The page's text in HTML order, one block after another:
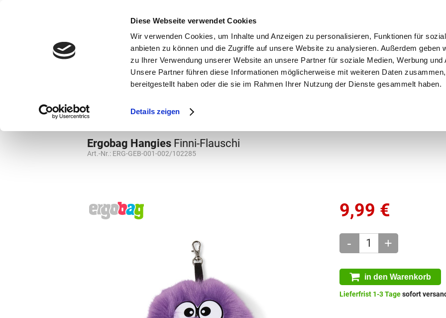
Diese Webseite verwendet Cookies
Wir verwenden Cookies, um Inhalte und Anzeigen zu personalisieren, Funktionen für
anbieten zu können und die Zugriffe auf unsere Website zu analysieren. Außerdem geben
zu Ihrer Verwendung unserer Website an unsere Partner für soziale Medien, Werbung und
Unsere Partner führen diese Informationen möglicherweise mit weiteren Daten
bereitgestellt haben oder die sie im Rahmen Ihrer Nutzung der Dienste gesammelt haben.
Details zeigen
bestellen und ausdrucken
3 x täglich an Werktagen!
Ergobag Hangies Finni-Flauschi
Art.-Nr.: ERG-GEB-001-002/102285
9,99 €
- +
in den Warenkorb
Lieferfrist 1-3 Tagesofort